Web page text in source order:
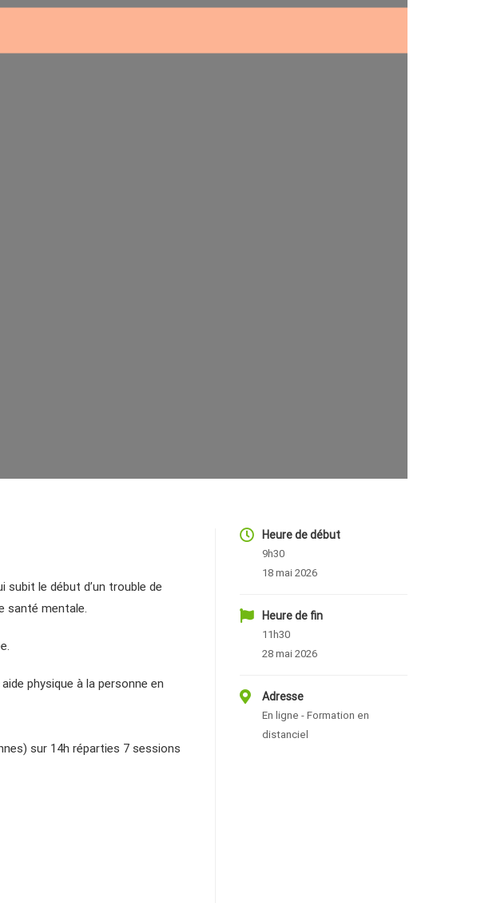
subit le début d’un trouble de
santé mentale.
physique à la personne en
sur 14h réparties 7 sessions
Heure de début
9h30
18 mai 2026
Heure de fin
11h30
28 mai 2026
Adresse
En ligne - Formation en
distanciel